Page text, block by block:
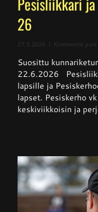
26
27.5.2026 Kommentit pois
Suosittu
22.6.2026
lapsille ja
lapset. Pesiskerho
keskiviikkoisin ja